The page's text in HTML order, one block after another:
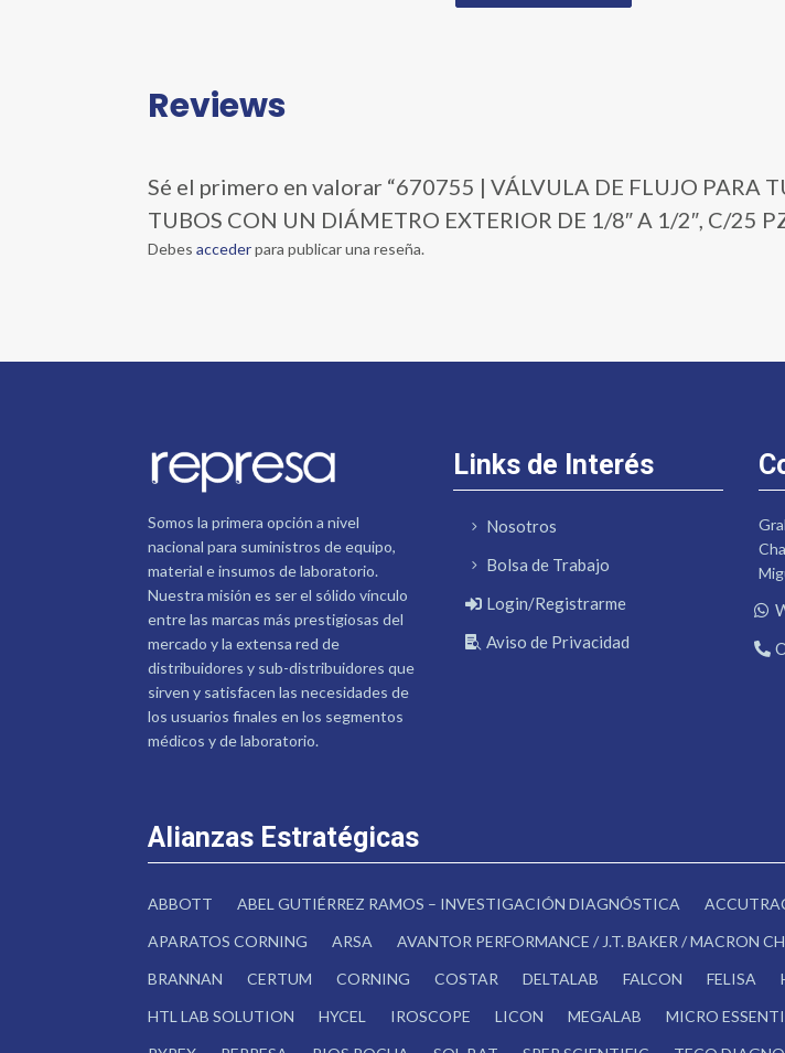
Reviews
Sé el primero en valorar “670755 | VÁLVULA DE FLUJO PARA
TUBOS CON UN DIÁMETRO EXTERIOR DE 1/8″ A 1/2″, C/25
Debesaccederpara publicar una reseña.
Somos la primera opción a nivel
nacional para suministros de equipo,
material e insumos de laboratorio.
Nuestra misión es ser el sólido vínculo
entre las marcas más prestigiosas del
mercado y la extensa red de
distribuidores y sub-distribuidores que
sirven y satisfacen las necesidades de
los usuarios finales en los segmentos
médicos y de laboratorio.
Links de Interés
Nosotros
Bolsa de Trabajo
Login/Registrarme
Aviso de Privacidad
Alianzas Estratégicas
ABBOTT ABEL GUTIÉRREZ RAMOS – INVESTIGACIÓN DIAGNÓSTICA
APARATOS CORNING
ARSA AVANTOR PERFORMANCE / J.T. BAKER / MACRON
BRANNAN
CERTUM CORNING COSTAR DELTALAB FALCON FELISA
HTL LAB SOLUTION
HYCEL IROSCOPE LICON MEGALAB MICRO